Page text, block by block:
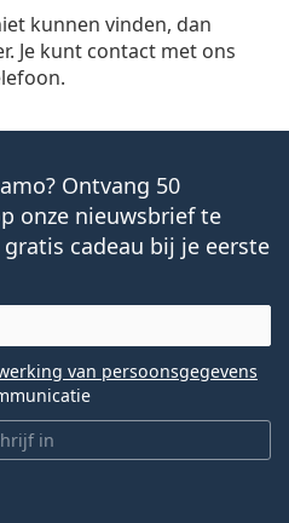
kunnen vinden, dan
Je kunt contact met ons
Ontvang 50
onze nieuwsbrief te
cadeau bij je eerste
in
van persoonsgegevens